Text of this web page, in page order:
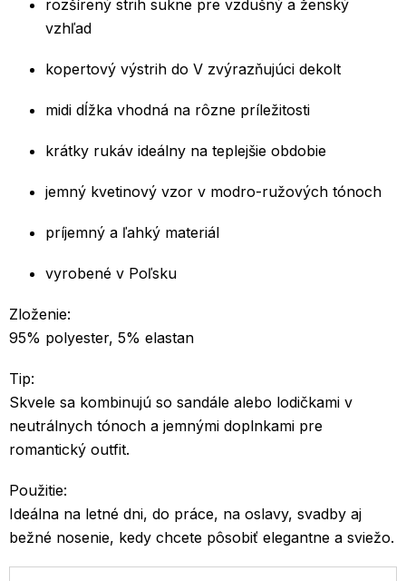
rozšírený strih sukne pre vzdušný a ženský
vzhľad
kopertový výstrih do V zvýrazňujúci dekolt
midi dĺžka vhodná na rôzne príležitosti
krátky rukáv ideálny na teplejšie obdobie
jemný kvetinový vzor v modro-ružových tónoch
príjemný a ľahký materiál
vyrobené v Poľsku
Zloženie:
95% polyester, 5% elastan
Tip:
Skvele sa kombinujú so sandále alebo lodičkami v
neutrálnych tónoch a jemnými doplnkami pre
romantický outfit.
Použitie:
Ideálna na letné dni, do práce, na oslavy, svadby aj
bežné nosenie, kedy chcete pôsobiť elegantne a sviežo.